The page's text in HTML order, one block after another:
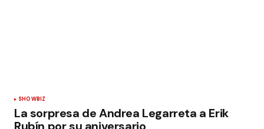
SHOWBIZ
La sorpresa de Andrea Legarreta a Erik